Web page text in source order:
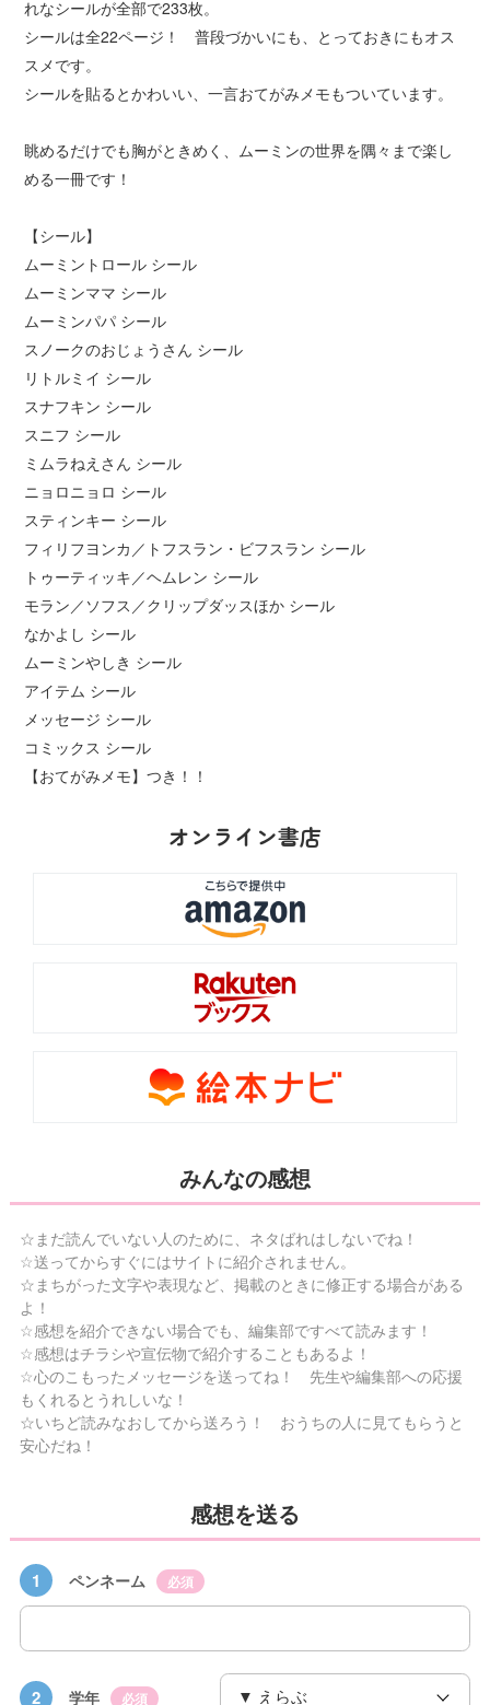
れなシールが全部で233枚。
シールは全22ページ！ 普段づかいにも、とっておきにもオス
スメです。
シールを貼るとかわいい、一言おてがみメモもついています。
眺めるだけでも胸がときめく、ムーミンの世界を隅々まで楽し
める一冊です！
【シール】
ムーミントロール シール
ムーミンママ シール
ムーミンパパ シール
スノークのおじょうさん シール
リトルミイ シール
スナフキン シール
スニフ シール
ミムラねえさん シール
ニョロニョロ シール
スティンキー シール
フィリフヨンカ／トフスラン・ビフスラン シール
トゥーティッキ／ヘムレン シール
モラン／ソフス／クリップダッスほか シール
なかよし シール
ムーミンやしき シール
アイテム シール
メッセージ シール
コミックス シール
【おてがみメモ】つき！！
オンライン書店
みんなの感想
☆まだ読んでいない人のために、ネタばれはしないでね！
☆送ってからすぐにはサイトに紹介されません。
☆まちがった文字や表現など、掲載のときに修正する場合がある
よ！
☆感想を紹介できない場合でも、編集部ですべて読みます！
☆感想はチラシや宣伝物で紹介することもあるよ！
☆心のこもったメッセージを送ってね！ 先生や編集部への応援
もくれるとうれしいな！
☆いちど読みなおしてから送ろう！ おうちの人に見てもらうと
安心だね！
感想を送る
1 ペンネーム 必須
2 学年 必須